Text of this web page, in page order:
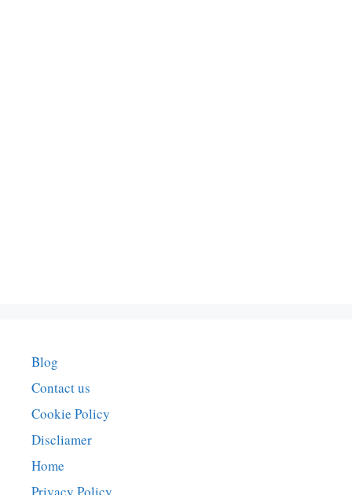
Blog
Contact us
Cookie Policy
Discliamer
Home